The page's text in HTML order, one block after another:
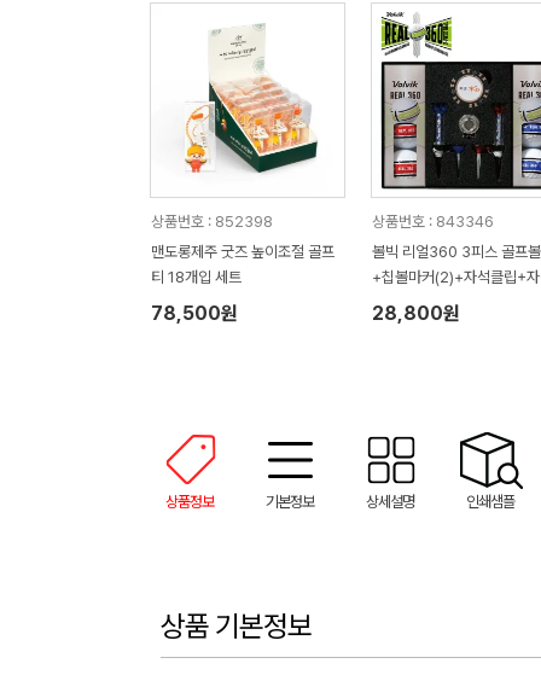
상품번호 : 852398
맨도롱제주 굿즈 높이조절 골프
티 18개입 세트
78,500원
상품번호 : 843346
볼빅 리얼360 3피스 골프
+칩볼마커(2)+자석클립+
티(2) 세트
28,800원
상품정보 기본정보 상세설명 인쇄샘플
상품 기본정보